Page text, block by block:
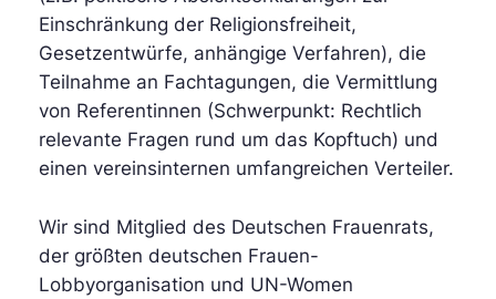
Einschränkung der Religionsfreiheit,
Gesetzentwürfe, anhängige Verfahren), die
Teilnahme an Fachtagungen, die Vermittlung
von Referentinnen (Schwerpunkt: Rechtlich
relevante Fragen rund um das Kopftuch) und
einen vereinsinternen umfangreichen Verteiler.
Wir sind Mitglied des Deutschen Frauenrats,
der größten deutschen Frauen-
Lobbyorganisation und UN-Women